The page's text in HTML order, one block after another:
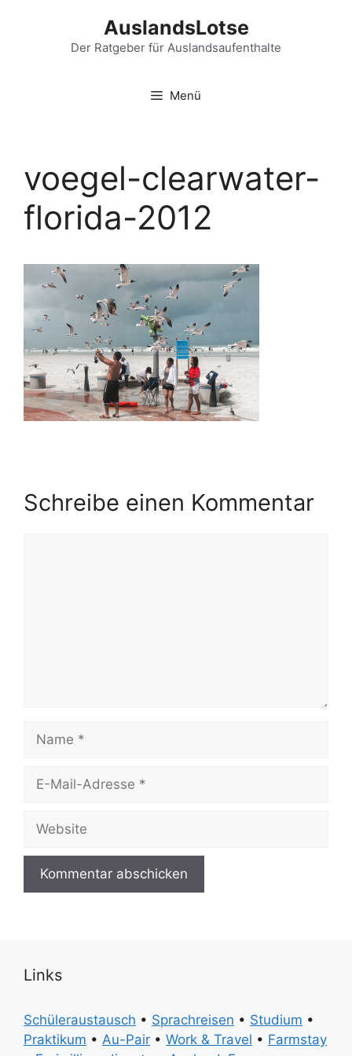
AuslandsLotse
Der Ratgeber für Auslandsaufenthalte
Menü
voegel-clearwater-
florida-2012
Schreibe einen Kommentar
Name
Website
Links
Schüleraustausch • Sprachreisen • Studium •
Praktikum • Au-Pair • Work & Travel • Farmstay